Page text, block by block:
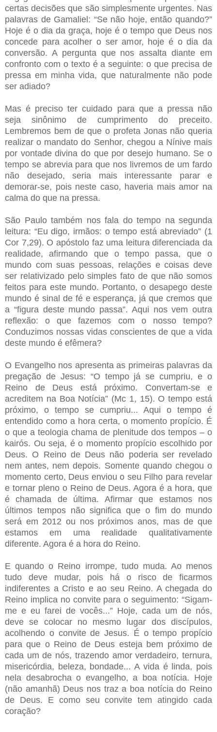
certas decisões que são simplesmente urgentes. Nas
palavras de Gamaliel: “Se não hoje, então quando?”
Hoje é o dia da graça, hoje é o tempo que Deus nos
concede para acolher o ser amor, hoje é o dia da
conversão. A pergunta que nos assalta diante em
confronto com o texto é a seguinte: o que precisa de
pressa em minha vida, que naturalmente não pode
ser adiado?
Mas é preciso ter cuidado para que a pressa não
seja sinônimo de cumprimento do preceito.
Lembremos bem de que o profeta Jonas não queria
realizar o mandato do Senhor, chegou a Nínive mais
por vontade divina do que por desejo humano. Se o
tempo se abrevia para que nos livremos de um fardo
não desejado, seria mais interessante parar e
demorar-se, pois neste caso, haveria mais amor na
calma do que na pressa.
São Paulo também nos fala do tempo na segunda
leitura: “Eu digo, irmãos: o tempo está abreviado” (1
Cor 7,29). O apóstolo faz uma leitura diferenciada da
realidade, afirmando que o tempo passa, que o
mundo com suas pessoas, relações e coisas deve
ser relativizado pelo simples fato de que não somos
feitos para este mundo. Portanto, o desapego deste
mundo é sinal de fé e esperança, já que cremos que
a “figura deste mundo passa”. Aqui nos vem outra
reflexão: o que fazemos com o nosso tempo?
Conduzimos nossas vidas conscientes de que a vida
deste mundo é efêmera?
O Evangelho nos apresenta as primeiras palavras da
pregação de Jesus: “O tempo já se cumpriu, e o
Reino de Deus está próximo. Convertam-se e
acreditem na Boa Notícia” (Mc 1, 15). O tempo está
próximo, o tempo se cumpriu... Aqui o tempo é
entendido como a hora certa, o momento propício. É
o que a teologia chama de plenitude dos tempos – o
kairós. Ou seja, é o momento propício escolhido por
Deus. O Reino de Deus não poderia ser revelado
nem antes, nem depois. Somente quando chegou o
momento certo, Deus enviou o seu Filho para revelar
e tornar pleno o Reino de Deus. Agora é a hora, que
é chamada de última. Afirmar que estamos nos
últimos tempos não significa que o fim do mundo
será em 2012 ou nos próximos anos, mas de que
estamos em uma realidade qualitativamente
diferente. Agora é a hora do Reino.
E quando o Reino irrompe, tudo muda. Ao menos
tudo deve mudar, pois há o risco de ficarmos
indiferentes a Cristo e ao seu Reino. A chegada do
Reino implica no convite para o seguimento: “Sigam-
me e eu farei de vocês...” Hoje, cada um de nós,
deve se colocar no mesmo lugar dos discípulos,
acolhendo o convite de Jesus. É o tempo propício
para que o Reino de Deus esteja bem próximo de
cada um de nós, trazendo amor verdadeiro, ternura,
misericórdia, beleza, bondade... A vida é linda, pois
nela desabrocha o evangelho, a boa notícia. Hoje
(não amanhã) Deus nos traz a boa notícia do Reino
de Deus. E como seu convite tem atingido cada
coração?